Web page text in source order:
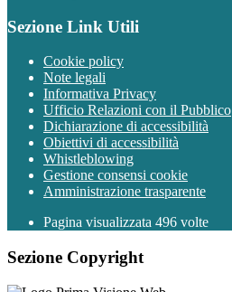
Sezione Link Utili
Cookie policy
Note legali
Informativa Privacy
Ufficio Relazioni con il Pubblico
Dichiarazione di accessibilità
Obiettivi di accessibilità
Whistleblowing
Gestione consensi cookie
Amministrazione trasparente
Pagina visualizzata 496 volte
Sezione Copyright